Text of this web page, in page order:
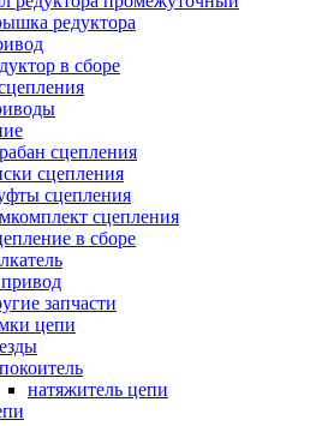
редуктора
в сборе
сцепления
сцепления
сцепления
сцепления
в сборе
запчасти
цепи
натяжитель цепи